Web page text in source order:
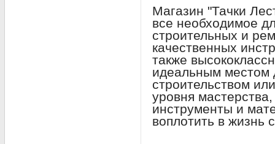
Магазин "Тачки
все необходимое
строительных и
качественных
также
идеальным местом
строительством
уровня
инструменты и
воплотить в жизнь